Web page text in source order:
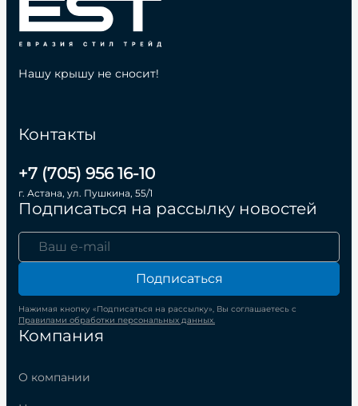
Компания
О компании
Контакты
+7 (705) 956 16-10
г. Астана, ул. Пушкина, 55/1
Подписаться на рассылку новостей
Подписаться
Нажимая кнопку «Подписаться на рассылку», Вы соглашаетесь с
Правилами обработки персональных данных.
Нашу крышу не сносит!